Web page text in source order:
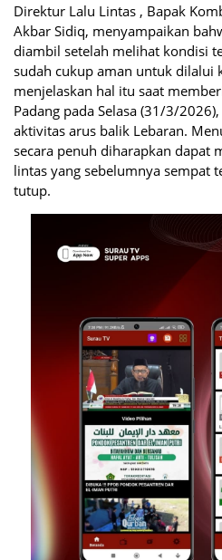
Direktur Lalu Lintas , Bapak
Akbar Sidiq, menyampaikan
diambil setelah melihat kondisi
sudah cukup aman untuk dilalui
menjelaskan hal itu saat
Padang pada Selasa (31/3/
aktivitas arus balik Lebaran.
secara penuh diharapkan dapat
lintas yang sebelumnya sempat
tutup.